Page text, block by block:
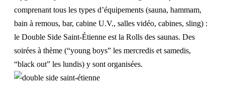
comprenant tous les types d’équipements (sauna, hammam,
bain à remous, bar, cabine U.V., salles vidéo, cabines, sling) :
le Double Side Saint-Étienne est la Rolls des saunas. Des
soirées à thème (“young boys” les mercredis et samedis,
“black out” les lundis) y sont organisées.